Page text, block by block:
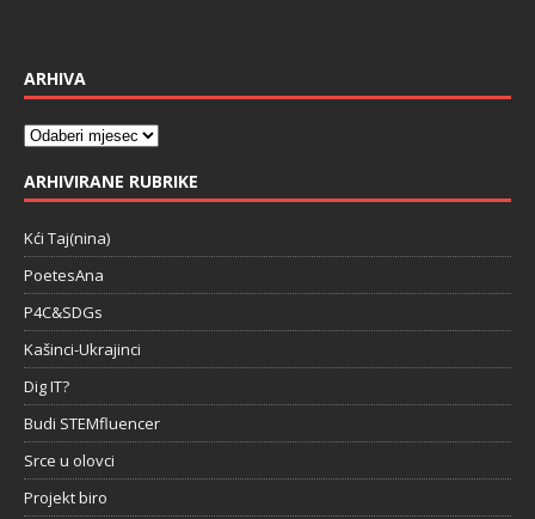
ARHIVA
ARHIVIRANE RUBRIKE
Kći Taj(nina)
PoetesAna
P4C&SDGs
Kašinci-Ukrajinci
Dig IT?
Budi STEMfluencer
Srce u olovci
Projekt biro